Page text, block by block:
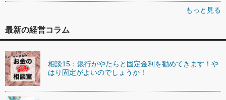
もっと見る
最新の経営コラム
相談15：銀行がやたらと固定金利を勧めてきます！や
はり固定がよいのでしょうか！